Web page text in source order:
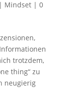
Mindset| 0
trotzdem,
thing“ zu
neugierig